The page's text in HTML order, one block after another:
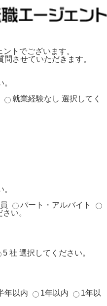
トでございます。
させていただきます。
就業経験なし 選択してく
パート・アルバイト
い。
5 社 選択してください。
年以内 1年以内
1年以